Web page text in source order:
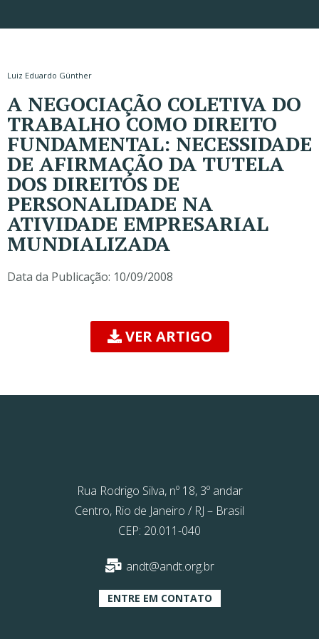
Luiz Eduardo Günther
A NEGOCIAÇÃO COLETIVA DO
TRABALHO COMO DIREITO
FUNDAMENTAL: NECESSIDADE
DE AFIRMAÇÃO DA TUTELA
DOS DIREITOS DE
PERSONALIDADE NA
ATIVIDADE EMPRESARIAL
MUNDIALIZADA
Data da Publicação: 10/09/2008
VER ARTIGO
Rua Rodrigo Silva, nº 18, 3º andar
Centro, Rio de Janeiro / RJ – Brasil
CEP: 20.011-040
andt@andt.org.br
ENTRE EM CONTATO